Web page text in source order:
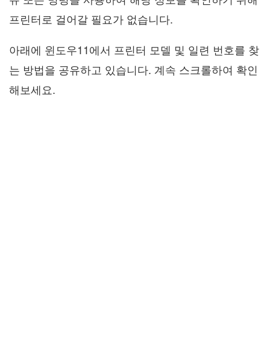
프린터로 걸어갈 필요가 없습니다.
아래에 윈도우11에서 프린터 모델 및 일련 번호를 찾
는 방법을 공유하고 있습니다. 계속 스크롤하여 확인
해보세요.